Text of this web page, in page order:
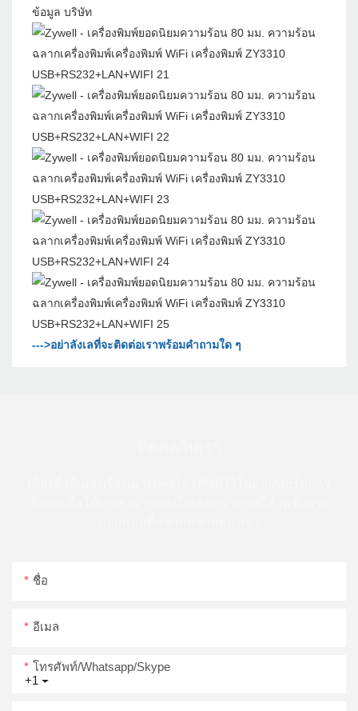
ข้อมูล บริษัท
--->อย่าลังเลที่จะติดต่อเราพร้อมคำถามใด ๆ
ชื่อ
อีเมล
+1
โทรศัพท์/whatsapp/skype